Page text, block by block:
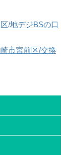
/地デジBSの口
市宮前区/交換